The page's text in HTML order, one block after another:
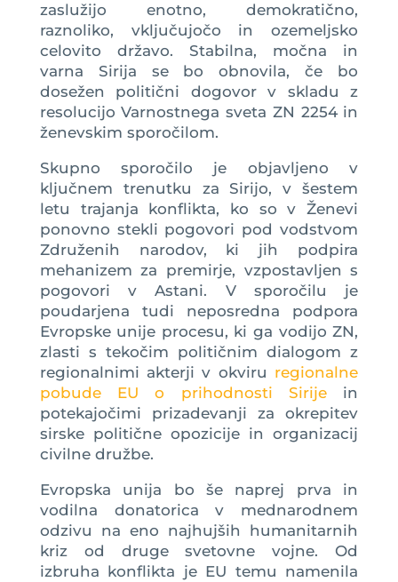
zaslužijo enotno, demokratično,
raznoliko, vključujočo in ozemeljsko
celovito državo. Stabilna, močna in
varna Sirija se bo obnovila, če bo
dosežen politični dogovor v skladu z
resolucijo Varnostnega sveta ZN 2254 in
ženevskim sporočilom.
Skupno sporočilo je objavljeno v
ključnem trenutku za Sirijo, v šestem
letu trajanja konflikta, ko so v Ženevi
ponovno stekli pogovori pod vodstvom
Združenih narodov, ki jih podpira
mehanizem za premirje, vzpostavljen s
pogovori v Astani. V sporočilu je
poudarjena tudi neposredna podpora
Evropske unije procesu, ki ga vodijo ZN,
zlasti s tekočim političnim dialogom z
regionalnimi akterji v okviru regionalne
pobude EU o prihodnosti Sirijein
potekajočimi prizadevanji za okrepitev
sirske politične opozicije in organizacij
civilne družbe.
Evropska unija bo še naprej prva in
vodilna donatorica v mednarodnem
odzivu na eno najhujših humanitarnih
kriz od druge svetovne vojne. Od
izbruha konflikta je EU temu namenila